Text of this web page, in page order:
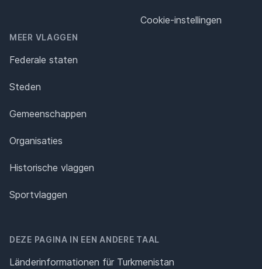
MEER VLAGGEN
Federale staten
Steden
Gemeenschappen
Organisaties
Historische vlaggen
Sportvlaggen
Cookie-instellingen
DEZE PAGINA IN EEN ANDERE TAAL
Länderinformationen für Turkmenistan